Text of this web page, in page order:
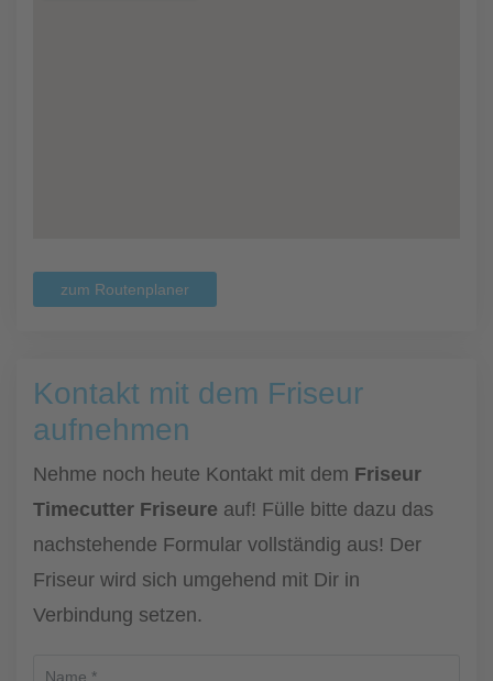
zum Routenplaner
Kontakt mit dem Friseur
aufnehmen
Nehme noch heute Kontakt mit dem Friseur
Timecutter Friseure auf! Fülle bitte dazu das
nachstehende Formular vollständig aus! Der
Friseur wird sich umgehend mit Dir in
Verbindung setzen.